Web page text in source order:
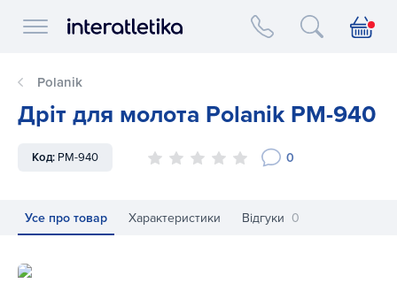
Interatletika logo
Polanik
Дріт для молота Polanik PM-940
Код: PM-940 0
Усе про товар Характеристики Відгуки 0
Дріт для молота Polanik PM-940